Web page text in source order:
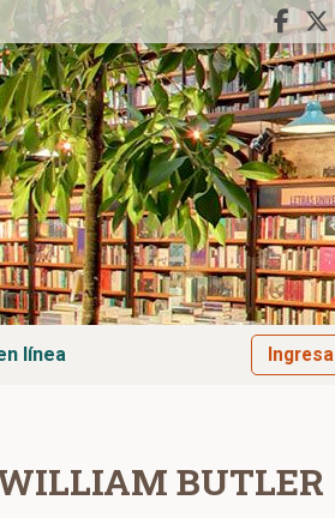
línea Ingresa
BUTLER